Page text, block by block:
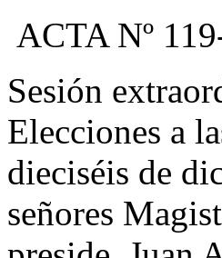
ACTA Nº
Sesión
Elecciones a
dieciséis de
señores